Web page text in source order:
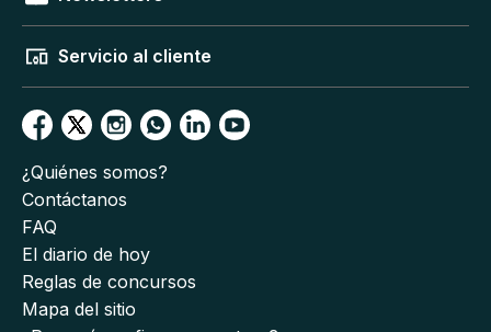
Servicio al cliente
¿Quiénes somos?
Contáctanos
FAQ
El diario de hoy
Reglas de concursos
Mapa del sitio